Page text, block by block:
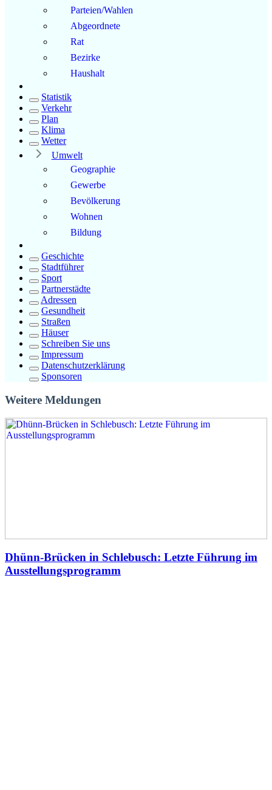
Parteien/Wahlen
Abgeordnete
Rat
Bezirke
Haushalt
Statistik
Verkehr
Plan
Klima
Wetter
Umwelt
Geographie
Gewerbe
Bevölkerung
Wohnen
Bildung
Geschichte
Stadtführer
Sport
Partnerstädte
Adressen
Gesundheit
Straßen
Häuser
Schreiben Sie uns
Impressum
Datenschutzerklärung
Sponsoren
Weitere Meldungen
Dhünn-Brücken in Schlebusch: Letzte Führung im
Ausstellungsprogramm